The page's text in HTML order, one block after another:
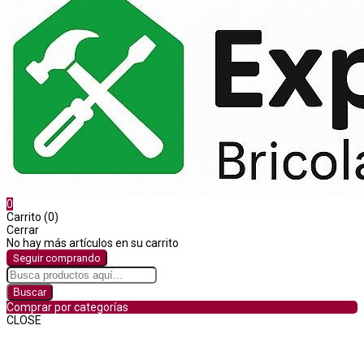
0
Carrito (0)
Cerrar
No hay más artículos en su carrito
Seguir comprando
Buscar
Comprar por categorías
CLOSE